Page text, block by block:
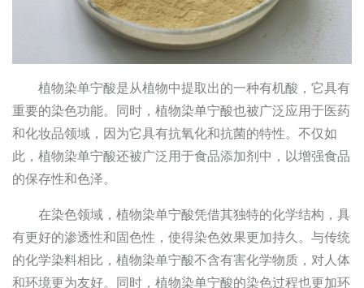
植物染单宁酸是从植物中提取出的一种有机酸，它具有
重要的染色功能。同时，植物染单宁酸也被广泛应用于医药
和化妆品领域，因为它具有抗氧化和抗菌的特性。不仅如
此，植物染单宁酸还被广泛用于食品添加剂中，以增强食品
的保存性和色泽。
在染色领域，植物染单宁酸凭借其独特的化学结构，具
有更好的渗透性和固色性，使得染色效果更加持久。与传统
的化学染料相比，植物染单宁酸不含有害化学物质，对人体
和环境更为友好。同时，植物染单宁酸的染色过程也更加环